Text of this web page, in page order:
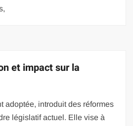
et impact sur la
adoptée, introduit des réformes
législatif actuel. Elle vise à